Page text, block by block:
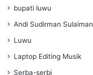
bupati luwu
Andi Sudirman Sulaiman
Luwu
Laptop Editing Musik
Serba-serbi